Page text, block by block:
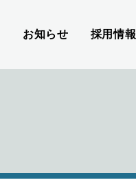
お知らせ 採用情報